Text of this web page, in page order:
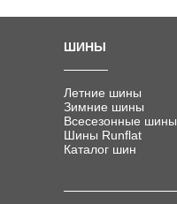
ШИНЫ
Летние шины
Зимние шины
Всесезонные шины
Шины Runflat
Каталог шин